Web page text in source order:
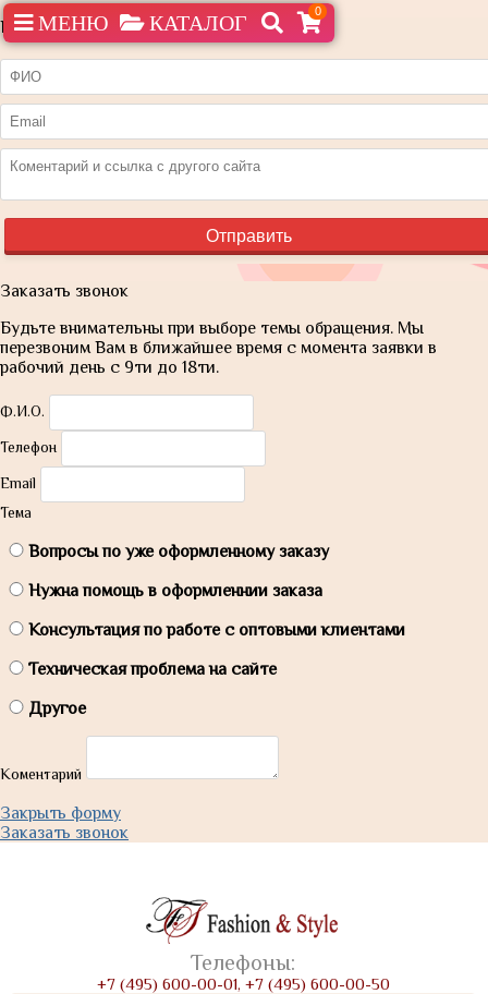
Нашли дешевле?
Заказать звонок
Будьте внимательны при выборе темы обращения. Мы
перезвоним Вам в ближайшее время с момента заявки в
рабочий день с 9ти до 18ти.
Ф.И.О.
Телефон
Email
Тема
Вопросы по уже оформленному заказу
Нужна помощь в оформленнии заказа
Консультация по работе с оптовыми клиентами
Техническая проблема на сайте
Другое
Коментарий
Закрыть форму
Заказать звонок
МЕНЮ КАТАЛОГ 0
Телефоны:
+7 (495) 600-00-01, +7 (495) 600-00-50